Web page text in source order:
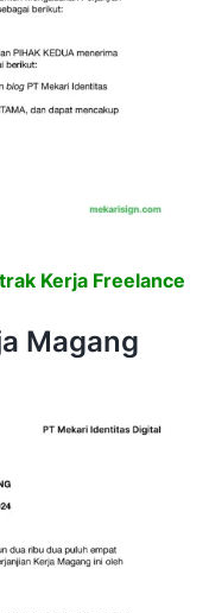
Kerja Freelance
Magang